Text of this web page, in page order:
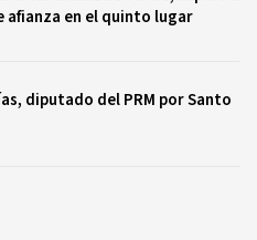
afianza en el quinto lugar
diputado del PRM por Santo